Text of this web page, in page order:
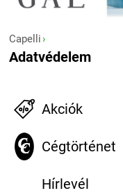
Capelli
Adatvédelem
Akciók
Cégtörténet
Hírlevél